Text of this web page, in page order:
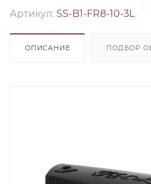
Артикул: SS-B1-FR8-10-3L
ОПИСАНИЕ ПОДБОР